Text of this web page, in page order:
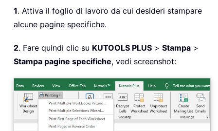
1. Attiva il foglio di lavoro da cui desideri stampare
alcune pagine specifiche.
2. Fare quindi clic su KUTOOLS PLUS > Stampa >
Stampa pagine specifiche, vedi screenshot: